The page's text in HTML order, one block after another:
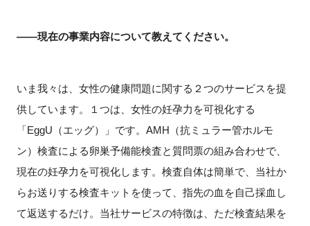
――現在の事業内容について教えてください。
いま我々は、女性の健康問題に関する２つのサービスを提
供しています。１つは、女性の妊孕力を可視化する
「EggU（エッグ）」です。AMH（抗ミュラー管ホルモ
ン）検査による卵巣予備能検査と質問票の組み合わせで、
現在の妊孕力を可視化します。検査自体は簡単で、当社か
らお送りする検査キットを使って、指先の血を自己採血し
て返送するだけ。当社サービスの特徴は、ただ検査結果を